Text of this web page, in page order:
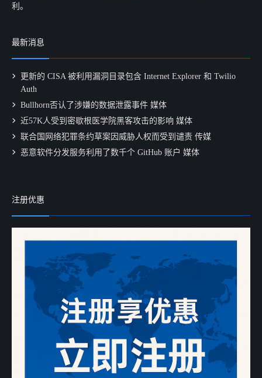
利。
最新消息
更新的 CISA 被利用漏洞目录包含 Internet Explorer 和 Twilio
Auth
Bullhorn否认了涉嫌的数据泄露事件 媒体
近57K人受到密歇根医学院黑客攻击的影响 媒体
联合国网络犯罪条约草案因威胁人权而受到谴责 传媒
恶意软件分发服务利用了数千个 GitHub 账户 媒体
注册优惠